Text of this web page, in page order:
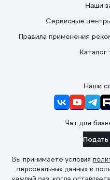
Наши
Сервисные
Правила применения
Каталог
Наши
Чат для
Подать
Вы принимаете условия
персональных данных и